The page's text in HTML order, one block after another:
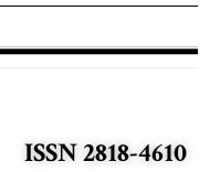
ISSN 2818-4610